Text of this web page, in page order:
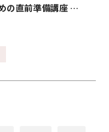
【オンライン講座ご感想】留学のための直前準備講座 参加者さまご感想